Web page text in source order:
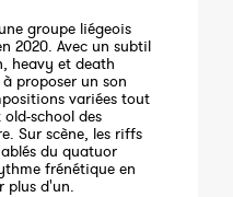
groupe liégeois
2020. Avec un subtil
heavy et death
proposer un son
variées tout
school des
Sur scène, les riffs
du quatuor
frénétique en
plus d'un.